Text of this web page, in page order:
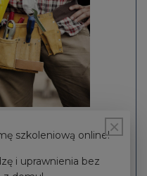
BHP w
×
szkoleniową online!
i uprawnienia bez